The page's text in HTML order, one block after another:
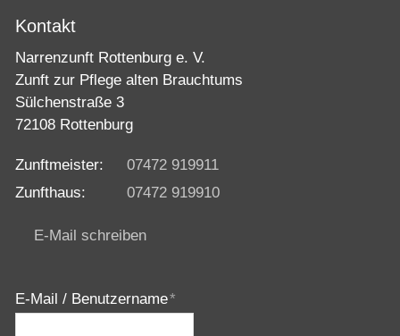
Kontakt
Narrenzunft Rottenburg e. V.
Zunft zur Pflege alten Brauchtums
Sülchenstraße 3
72108 Rottenburg
Zunftmeister:
07472 919911
Zunfthaus:
07472 919910
E-Mail schreiben
E-Mail / Benutzername*